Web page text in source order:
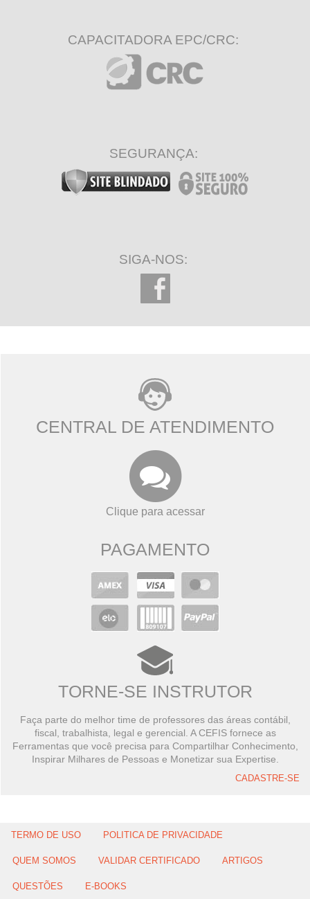
CAPACITADORA EPC/CRC:
SEGURANÇA:
SIGA-NOS:
CENTRAL DE ATENDIMENTO
Clique para acessar
PAGAMENTO
TORNE-SE INSTRUTOR
Faça parte do melhor time de professores das áreas contábil,
fiscal, trabalhista, legal e gerencial. A CEFIS fornece as
Ferramentas que você precisa para Compartilhar Conhecimento,
Inspirar Milhares de Pessoas e Monetizar sua Expertise.
CADASTRE-SE
TERMO DE USO POLITICA DE PRIVACIDADE
QUEM SOMOS VALIDAR CERTIFICADO ARTIGOS
QUESTÕES E-BOOKS